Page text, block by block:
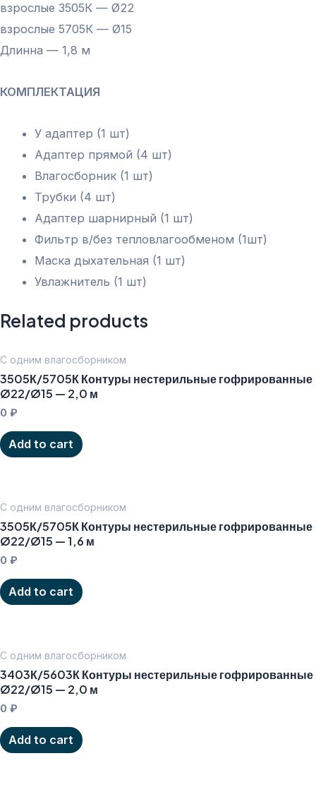
Ø15
-
1,8
quantity
взрослые 3505К — Ø22
взрослые 5705К — Ø15
Длинна — 1,8 м
КОМПЛЕКТАЦИЯ
У адаптер (1 шт)
Адаптер прямой (4 шт)
Влагосборник (1 шт)
Трубки (4 шт)
Адаптер шарнирный (1 шт)
Фильтр в/без тепловлагообменом (1шт)
Маска дыхательная (1 шт)
Увлажнитель (1 шт)
Related products
С одним влагосборником
3505К/5705К Контуры нестерильные гофрированные
Ø22/Ø15 — 2,0 м
0 ₽
Add to cart
С одним влагосборником
3505К/5705К Контуры нестерильные гофрированные
Ø22/Ø15 — 1,6 м
0 ₽
Add to cart
С одним влагосборником
3403К/5603К Контуры нестерильные гофрированные
Ø22/Ø15 — 2,0 м
0 ₽
Add to cart